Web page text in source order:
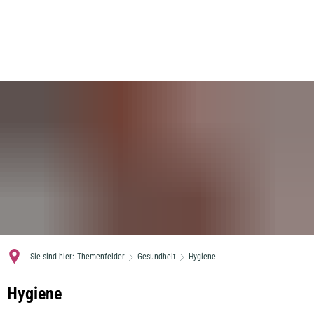
Sie sind hier: Themenfelder Gesundheit Hygiene
Hygiene
Hygiene